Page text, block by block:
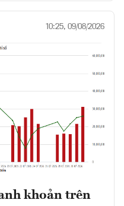
10:25, 09/08/2026
khoản trên